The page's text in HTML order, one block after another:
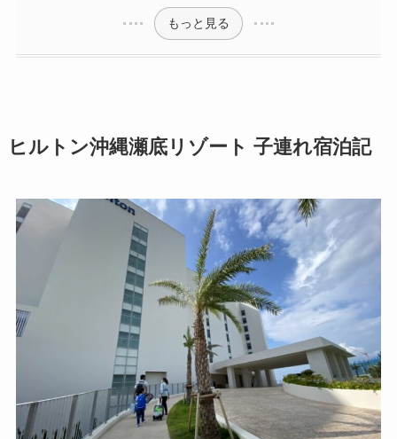
もっと見る
ヒルトン沖縄瀬底リゾート 子連れ宿泊記